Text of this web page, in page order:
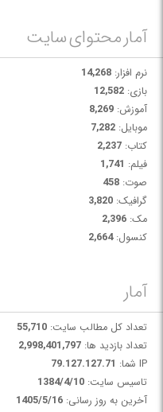
آمار محتوای سایت
نرم افزار: 14,268
بازی: 12,582
آموزش: 8,269
موبایل: 7,282
کتاب: 2,237
فیلم: 1,741
صوت: 458
گرافیک: 3,820
مک: 2,396
کنسول:2,664
آمار
تعداد کل مطالب سایت: 55,710
تعداد بازدید ها: 2,998,401,797
IP شما:
79.127.127.71
تاسیس سایت: 1384/4/10
آخرین به روز رسانی: 1405/5/16